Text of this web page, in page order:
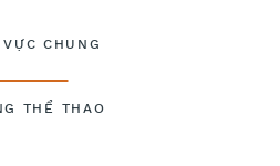
CHUNG
THỂ THAO